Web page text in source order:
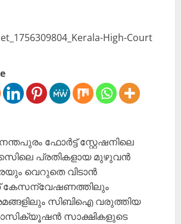
ഫോർട്ട് സ്റ്റേഷനിലെ
പ്രതികളായ മുഴുവൻ
വെറുതെ വിടാൻ
കേസന്വേഷണത്തിലും
സിബിഐ വരുത്തിയ
സാക്ഷികളുടെ